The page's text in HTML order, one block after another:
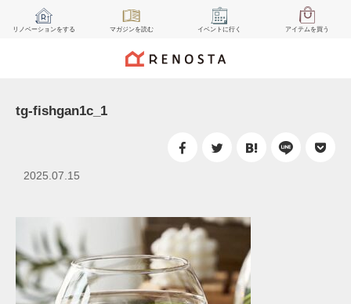
リノベーションをする マガジンを読む イベント に行く アイテムを買う
tg-fishgan1c_1
2025.07.15